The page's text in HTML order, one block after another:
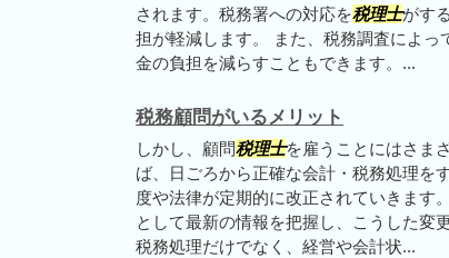
されます。税務署への対応を税理士がす
担が軽減します。 また、税務調査によ
金の負担を減らすこともできます。...
税務顧問がいるメリット
しかし、顧問税理士を雇うことにはさま
ば、日ごろから正確な会計・税務処理を
度や法律が定期的に改正されていきます
として最新の情報を把握し、こうした変
税務処理だけでなく、経営や会計状...